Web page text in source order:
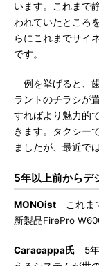
います。これまで
われていたところ
らにこれまでサイ
です。
例を挙げると、
ラントのチラシが
すればより魅力的
きます。タクシー
ましたが、最近で
5年以上前からデ
MONOist これま
新製品FirePro
Caracappa氏 5年